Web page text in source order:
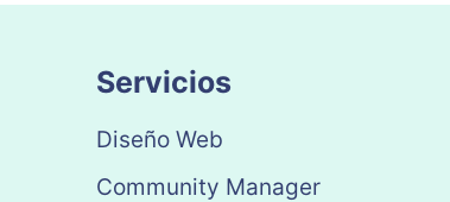
Servicios
Diseño Web
Community Manager